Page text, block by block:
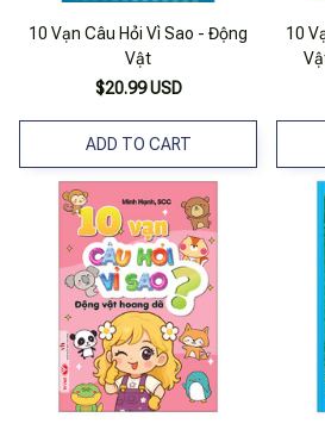
10 Vạn Câu Hỏi Vì Sao - Động
Vật
$20.99 USD
ADD TO CART
10